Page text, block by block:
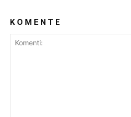
K O M E N T E